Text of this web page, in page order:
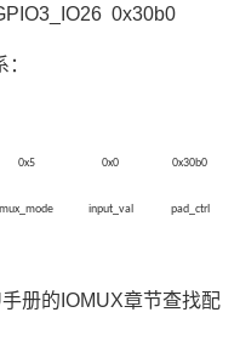
0x30b0
0x5 0x0 0x30b0
mux_mode input_val pad_ctrl
册的IOMUX章节查找配